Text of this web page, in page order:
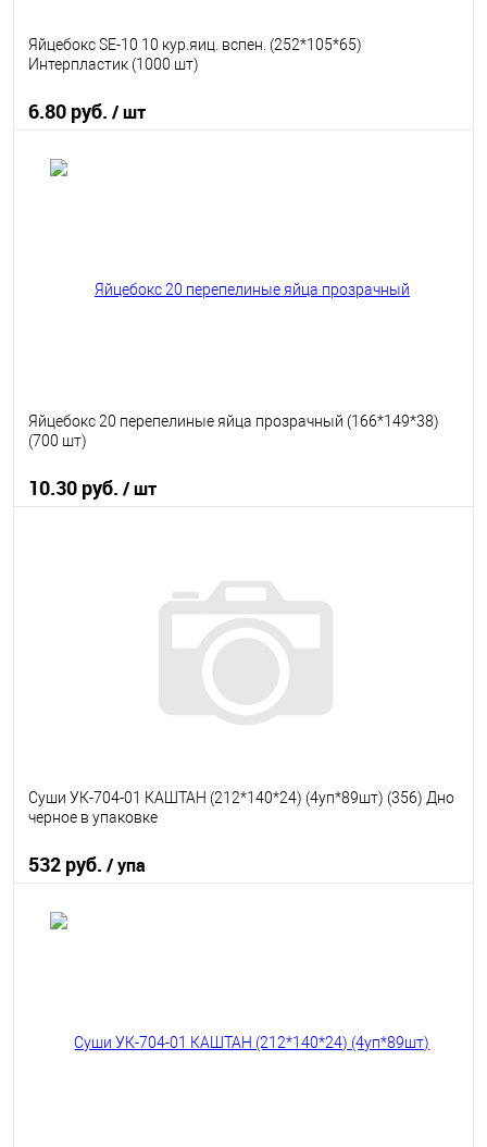
Яйцебокс SE-10 10 кур.яиц. вспен. (252*105*65)
Интерпластик (1000 шт)
6.80 руб. / шт
Яйцебокс 20 перепелиные яйца прозрачный (166*149*38)
(700 шт)
10.30 руб. / шт
В наличии
Суши УК-704-01 КАШТАН (212*140*24) (4уп*89шт) (356) Дно
черное в упаковке
532 руб. / упа